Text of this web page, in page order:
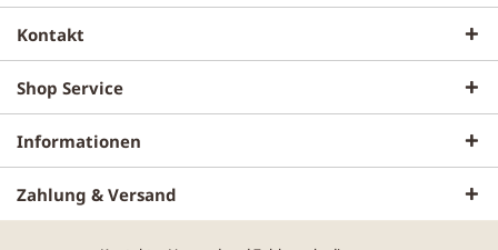
Kontakt
Shop Service
Informationen
Zahlung & Versand